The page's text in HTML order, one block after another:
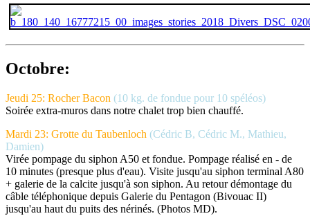
Octobre:
Jeudi 25: Rocher Bacon (10 kg. de fondue pour 10 spéléos)
Soirée extra-muros dans notre chalet trop bien chauffé.
Mardi 23: Grotte du Taubenloch (Cédric B, Cédric M., Mathieu,
Damien)
Virée pompage du siphon A50 et fondue. Pompage réalisé en - de
10 minutes (presque plus d'eau). Visite jusqu'au siphon terminal A80
+ galerie de la calcite jusqu'à son siphon. Au retour démontage du
câble téléphonique depuis Galerie du Pentagon (Bivouac II)
jusqu'au haut du puits des nérinés. (Photos MD).